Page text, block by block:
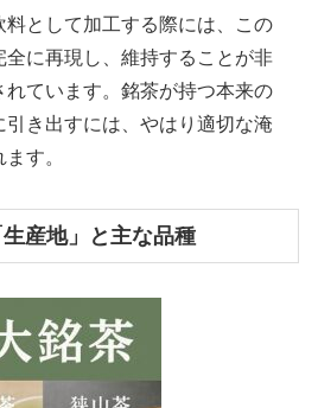
料として加工する際には、この
全に再現し、維持することが非
れています。銘茶が持つ本来の
引き出すには、やはり適切な淹
す。
産地」と主な品種